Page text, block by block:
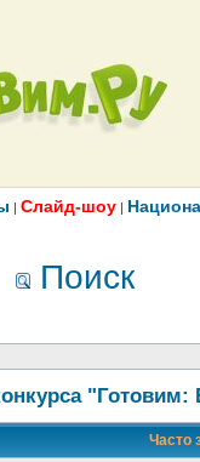
| Слайд-шоу |
Поиск
Часто